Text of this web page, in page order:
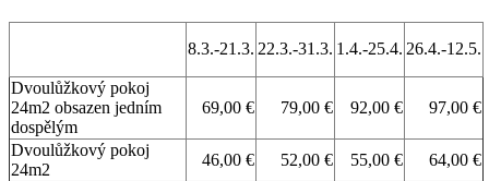
8.3.-21.3. 22.3.-31.3. 1.4.-25.4. 26.4.-12.5.
Dvoulůžkový pokoj
24m2 obsazen jedním
dospělým
69,00 € 79,00 € 92,00 € 97,00 €
Dvoulůžkový pokoj
24m2
46,00 € 52,00 € 55,00 €
64,00 €